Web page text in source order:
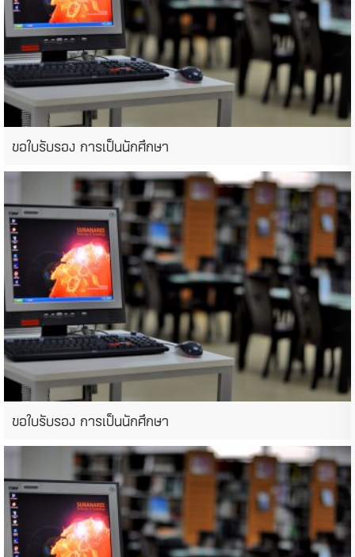
ขอใบรับรอง การเป็นนักศึกษา
ขอใบรับรอง การเป็นนักศึกษา